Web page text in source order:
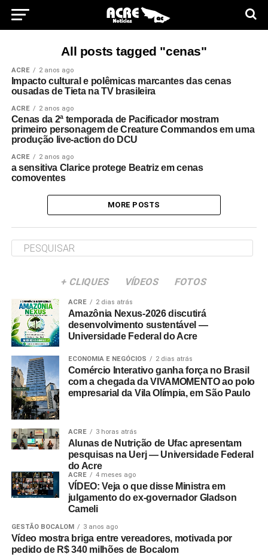
All posts tagged "cenas"
ACRE 2 anos ago
Impacto cultural e polêmicas marcantes das cenas
ousadas de Tieta na TV brasileira
ACRE 2 anos ago
Cenas da 2ª temporada de Pacificador mostram
primeiro personagem de Creature Commandos em uma
produção live-action do DCU
ACRE 2 anos ago
a sensitiva Clarice protege Beatriz em cenas
comoventes
MORE POSTS
+ CLIQUES VÍDEOS FOTOS
ACRE 2 dias atrás
Amazônia Nexus-2026 discutirá
desenvolvimento sustentável —
Universidade Federal do Acre
ECONOMIA E NEGÓCIOS 2 dias atrás
Comércio Interativo ganha força no Brasil
com a chegada da VIVAMOMENTO ao polo
empresarial da Vila Olímpia, em São Paulo
ACRE 3 horas atrás
Alunas de Nutrição de Ufac apresentam
pesquisas na Uerj — Universidade Federal
do Acre
ACRE 4 meses ago
VÍDEO: Veja o que disse Ministra em
julgamento do ex-governador Gladson
Cameli
GESTÃO BOCALOM 3 anos ago
Vídeo mostra briga entre vereadores, motivada por
pedido de R$ 340 milhões de Bocalom